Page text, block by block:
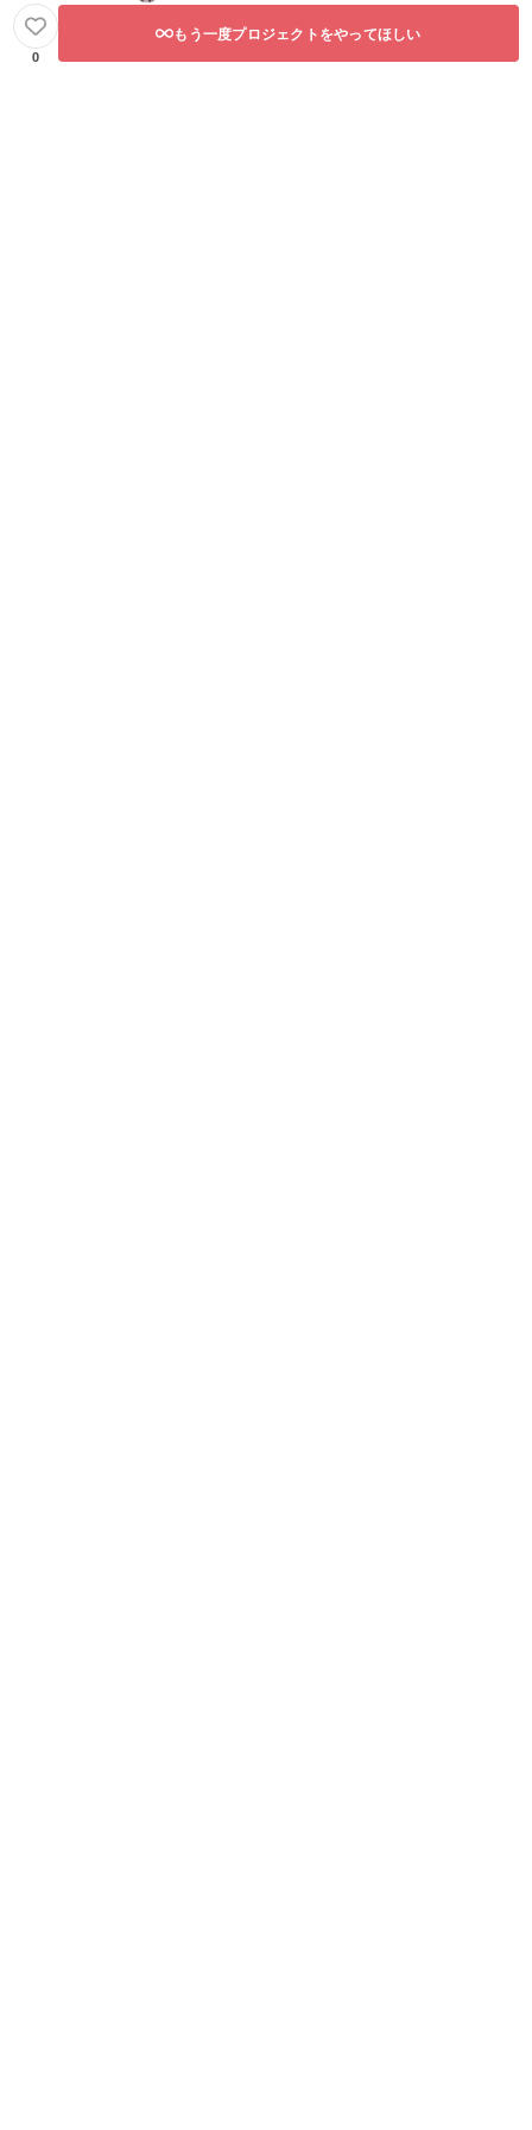
0
もう一度プロジェクトをやってほしい